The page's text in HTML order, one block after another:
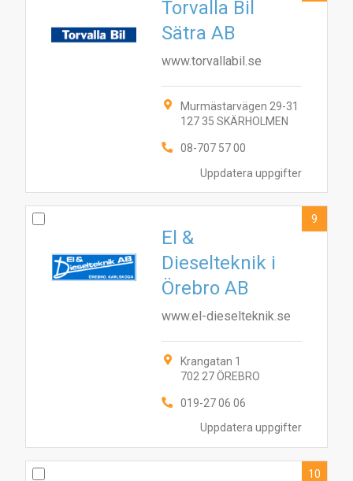
Uppdatera uppgifter
Torvalla Bil
Sätra AB
www.torvallabil.se
Murmästarvägen 29-31
127 35 SKÄRHOLMEN
08-707 57 00
Uppdatera uppgifter
El &
Dieselteknik i
Örebro AB
www.el-dieselteknik.se
Krangatan 1
702 27 ÖREBRO
019-27 06 06
9
10